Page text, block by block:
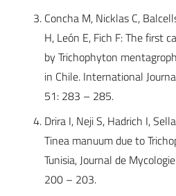
Concha M, Nicklas C,
H, León E, Fich F: The first
by Trichophyton
in Chile. International
51: 283 – 285.
Drira I, Neji S, Hadrich I,
Tinea manuum due to
Tunisia, Journal de
200 – 203.